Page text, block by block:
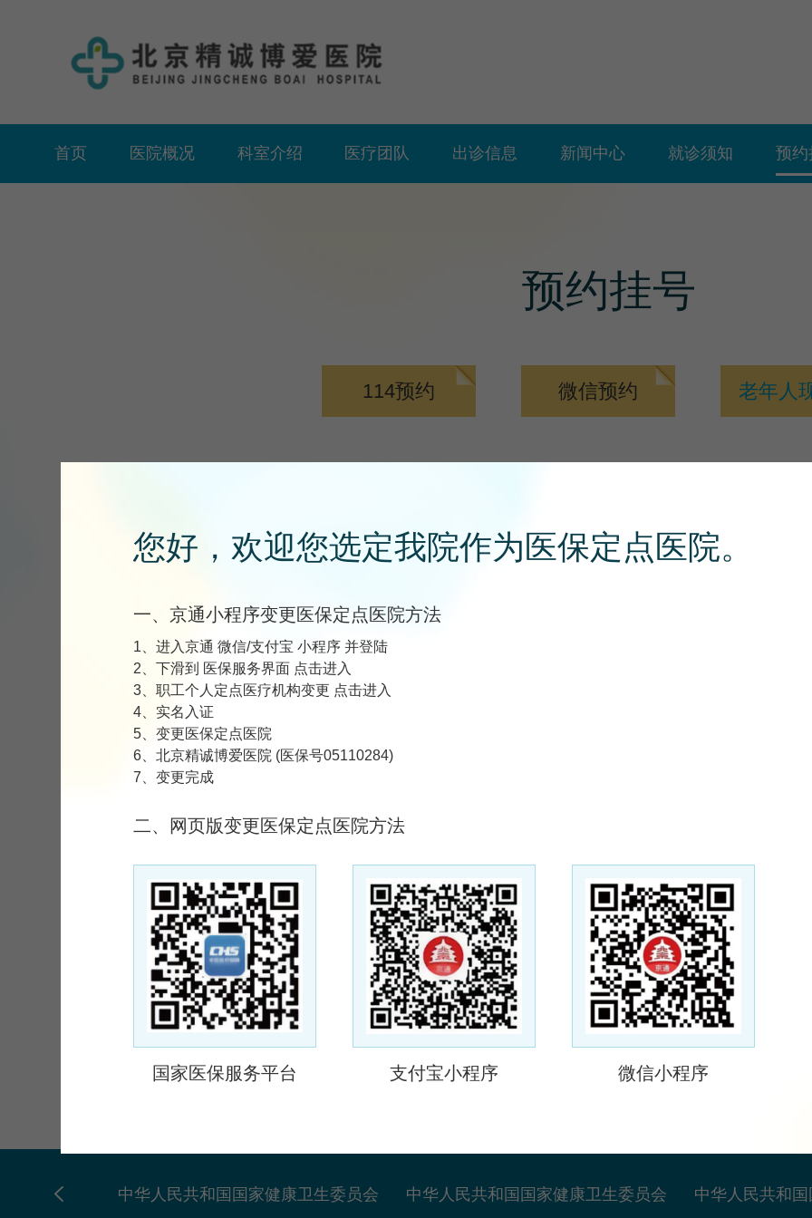
首页 医院概况 科室介绍 医疗团队 出诊信息 新闻中心 就诊须知 预约
您好，欢迎您选定我院作为医保定点医院。
一、京通小程序变更医保定点医院方法
1、进入京通 微信/支付宝 小程序 并登陆
2、下滑到 医保服务界面 点击进入
3、职工个人定点医疗机构变更 点击进入
4、实名入证
5、变更医保定点医院
6、北京精诚博爱医院 (医保号05110284)
7、变更完成
二、网页版变更医保定点医院方法
国家医保服务平台 支付宝小程序 微信小程序
预约挂号
114预约 微信预约 老年人
请在门诊楼（精诚楼）医事服务收费3号窗口进
中华人民共和国国家健康卫生委员会 中华人民共和国国家健康卫生委员会 中华人民共和